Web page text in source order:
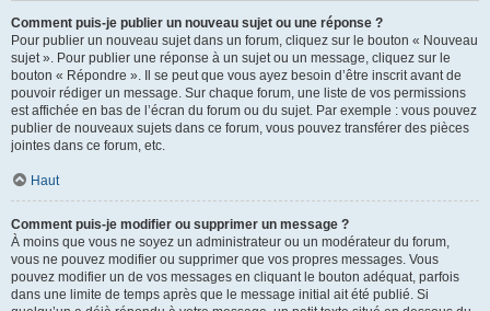
Comment puis-je publier un nouveau sujet ou une réponse ?
Pour publier un nouveau sujet dans un forum, cliquez sur le bouton « Nouveau
sujet ». Pour publier une réponse à un sujet ou un message, cliquez sur le
bouton « Répondre ». Il se peut que vous ayez besoin d’être inscrit avant de
pouvoir rédiger un message. Sur chaque forum, une liste de vos permissions
est affichée en bas de l’écran du forum ou du sujet. Par exemple : vous pouvez
publier de nouveaux sujets dans ce forum, vous pouvez transférer des pièces
jointes dans ce forum, etc.
Haut
Comment puis-je modifier ou supprimer un message ?
À moins que vous ne soyez un administrateur ou un modérateur du forum,
vous ne pouvez modifier ou supprimer que vos propres messages. Vous
pouvez modifier un de vos messages en cliquant le bouton adéquat, parfois
dans une limite de temps après que le message initial ait été publié. Si